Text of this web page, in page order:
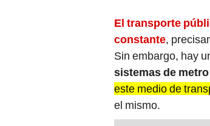
El transporte
constante,
Sin embargo, hay
sistemas de metro
este medio de
el mismo.